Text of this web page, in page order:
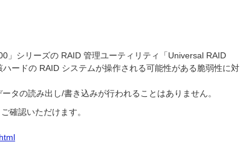
」シリーズの RAID 管理ユーティリティ「Universal RAID
ードの RAID システムが操作される可能性がある脆弱性に対
タの読み出し/書き込みが行われることはありません。
確認いただけます。